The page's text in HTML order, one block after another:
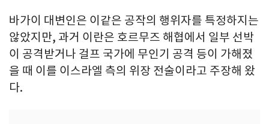
바가이 대변인은 이같은 공작의 행위자를 특정하지는
않았지만, 과거 이란은 호르무즈 해협에서 일부 선박
이 공격받거나 걸프 국가에 무인기 공격 등이 가해졌
을 때 이를 이스라엘 측의 위장 전술이라고 주장해 왔
다.